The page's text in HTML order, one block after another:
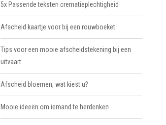
5x Passende teksten crematieplechtigheid
Afscheid kaartje voor bij een rouwboeket
Tips voor een mooie afscheidstekening bij een
uitvaart
Afscheid bloemen, wat kiest u?
Mooie ideeën om iemand te herdenken